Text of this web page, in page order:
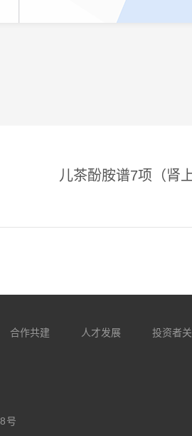
儿茶酚胺谱7项（肾
合作共建 人才发展 投资者
号